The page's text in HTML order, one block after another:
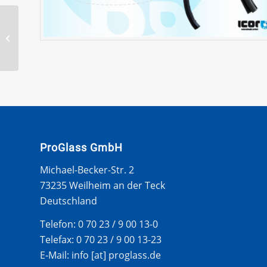
ProGlass GmbH
Michael-Becker-Str. 2
73235 Weilheim an der Teck
Deutschland
Telefon: 0 70 23 / 9 00 13-0
Telefax: 0 70 23 / 9 00 13-23
E-Mail: info [at] proglass.de